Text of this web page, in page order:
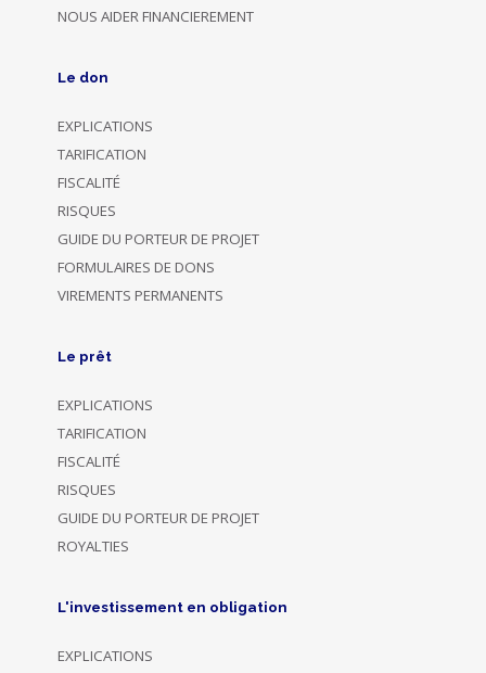
NOUS AIDER FINANCIEREMENT
Le don
EXPLICATIONS
TARIFICATION
FISCALITÉ
RISQUES
GUIDE DU PORTEUR DE PROJET
FORMULAIRES DE DONS
VIREMENTS PERMANENTS
Le prêt
EXPLICATIONS
TARIFICATION
FISCALITÉ
RISQUES
GUIDE DU PORTEUR DE PROJET
ROYALTIES
L'investissement en obligation
EXPLICATIONS